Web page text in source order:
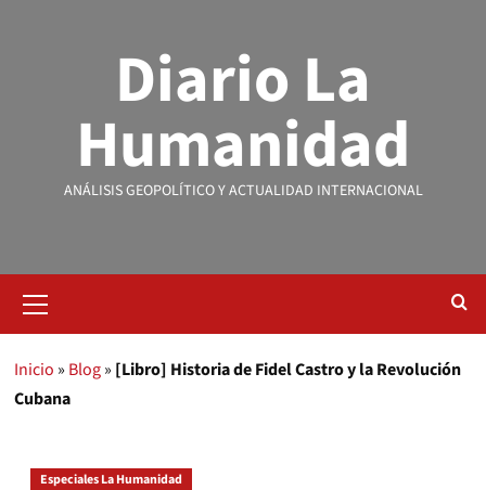
Diario La
Humanidad
ANÁLISIS GEOPOLÍTICO Y ACTUALIDAD INTERNACIONAL
Inicio » Blog» [Libro] Historia de Fidel Castro y la Revolución
Cubana
Especiales La Humanidad